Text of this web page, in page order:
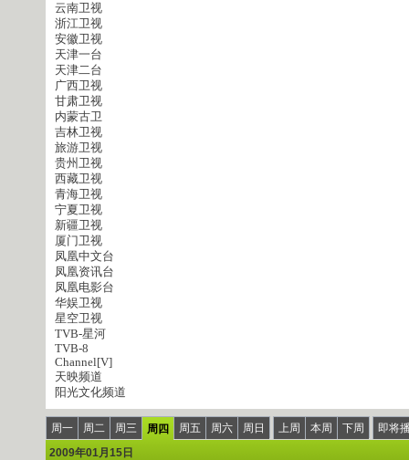
云南卫视
浙江卫视
安徽卫视
天津一台
天津二台
广西卫视
甘肃卫视
内蒙古卫
吉林卫视
旅游卫视
贵州卫视
西藏卫视
青海卫视
宁夏卫视
新疆卫视
厦门卫视
凤凰中文台
凤凰资讯台
凤凰电影台
华娱卫视
星空卫视
TVB-星河
TVB-8
Channel[V]
天映频道
阳光文化频道
周一 周二 周三 周四 周五 周六 周日 上周 本周 下周
即将
2009年01月15日